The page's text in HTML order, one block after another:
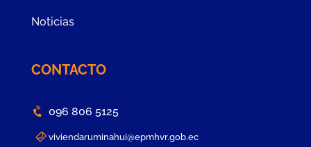
Noticias
CONTACTO
096 806 5125
viviendaruminahui@epmhvr.gob.ec